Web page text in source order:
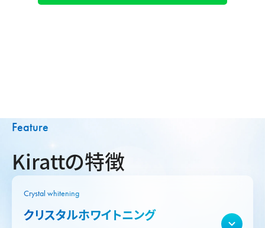
Feature
Kirattの特徴
Crystal whitening
クリスタルホワイトニング